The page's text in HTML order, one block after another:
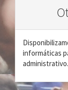
informáticas
administrativo.